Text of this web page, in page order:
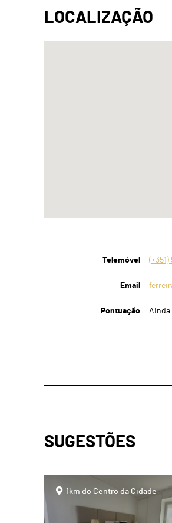
Telemóvel (+351)
Email
Pontuação Ainda
SUGESTÕES
page1km do Centro da Cidade